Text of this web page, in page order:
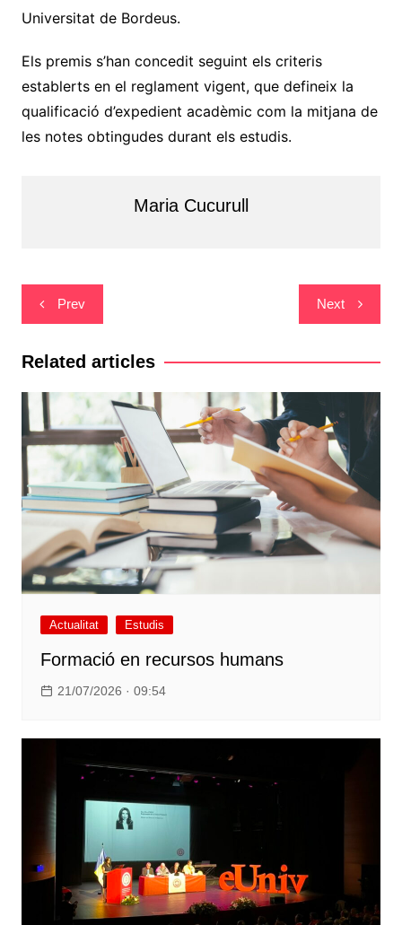
Universitat de Bordeus.
Els premis s’han concedit seguint els criteris
establerts en el reglament vigent, que defineix la
qualificació d’expedient acadèmic com la mitjana de
les notes obtingudes durant els estudis.
Maria Cucurull
Navegació
d'entrades
Prev Next
Related articles
Actualitat Estudis
Formació en recursos humans
21/07/2026 · 09:54